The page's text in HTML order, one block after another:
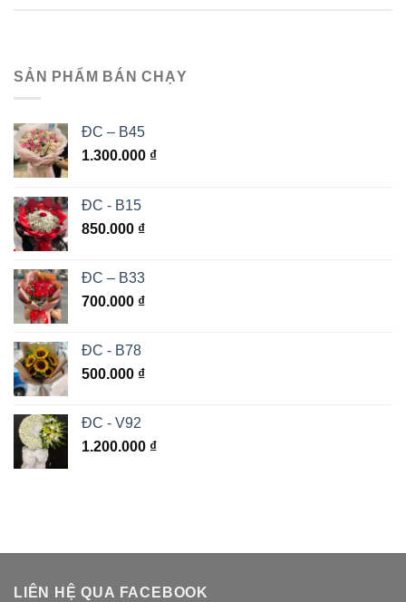
SẢN PHẨM BÁN CHẠY
ĐC – B45
1.300.000 ₫
ĐC - B15
850.000 ₫
ĐC – B33
700.000 ₫
ĐC - B78
500.000 ₫
ĐC - V92
1.200.000 ₫
LIÊN HỆ QUA FACEBOOK